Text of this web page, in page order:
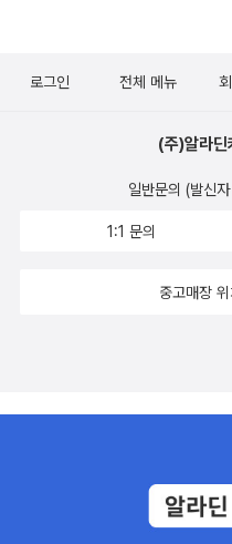
스는 컴퓨터를 팔지 않는다.
체는 아무런 감흥을 주지 못한
로그인 전체 메뉴
(주)알라딘
일반문의 (발신
1:1 문의
중고매장